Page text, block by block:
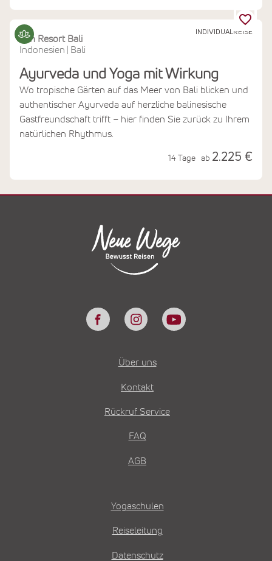
INDIVIDUALREISE
Zen Resort Bali
Indonesien
Bali
Ayurveda und Yoga mit Wirkung
Wo tropische Gärten auf das Meer von Bali blicken und
authentischer Ayurveda auf herzliche balinesische
Gastfreundschaft trifft – hier finden Sie zurück zu Ihrem
natürlichen Rhythmus.
14 Tage ab 2.225 €
Über uns
Kontakt
Rückruf Service
FAQ
AGB
Yogaschulen
Reiseleitung
Datenschutz